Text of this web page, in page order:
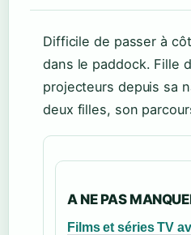
Difficile de passer à
dans le paddock. Fille
projecteurs depuis sa
deux filles, son
A NE PAS
Films et séries TV